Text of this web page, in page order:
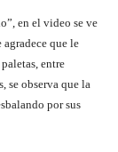
en el video se ve
agradece que le
entre
se observa que la
por sus